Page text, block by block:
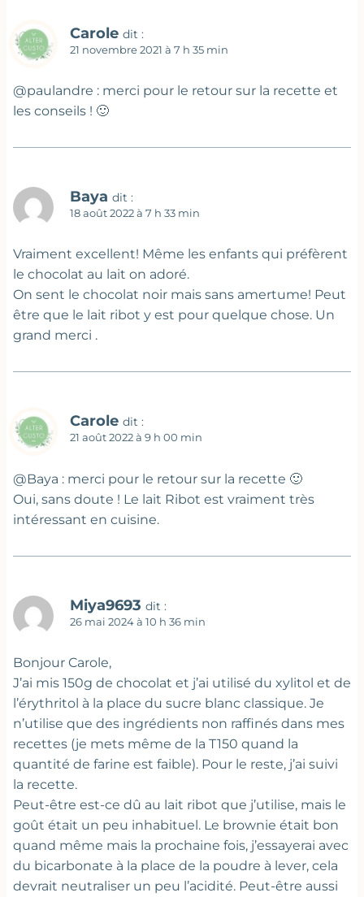
Carole dit :
21 novembre 2021 à 7 h 35 min
@paulandre : merci pour le retour sur la recette et
les conseils ! 🙂
Baya dit :
18 août 2022 à 7 h 33 min
Vraiment excellent! Même les enfants qui préfèrent
le chocolat au lait on adoré.
On sent le chocolat noir mais sans amertume! Peut
être que le lait ribot y est pour quelque chose. Un
grand merci .
Carole dit :
21 août 2022 à 9 h 00 min
@Baya : merci pour le retour sur la recette 🙂
Oui, sans doute ! Le lait Ribot est vraiment très
intéressant en cuisine.
Miya9693 dit :
26 mai 2024 à 10 h 36 min
Bonjour Carole,
J’ai mis 150g de chocolat et j’ai utilisé du xylitol et de
l’érythritol à la place du sucre blanc classique. Je
n’utilise que des ingrédients non raffinés dans mes
recettes (je mets même de la T150 quand la
quantité de farine est faible). Pour le reste, j’ai suivi
la recette.
Peut-être est-ce dû au lait ribot que j’utilise, mais le
goût était un peu inhabituel. Le brownie était bon
quand même mais la prochaine fois, j’essayerai avec
du bicarbonate à la place de la poudre à lever, cela
devrait neutraliser un peu l’acidité. Peut-être aussi